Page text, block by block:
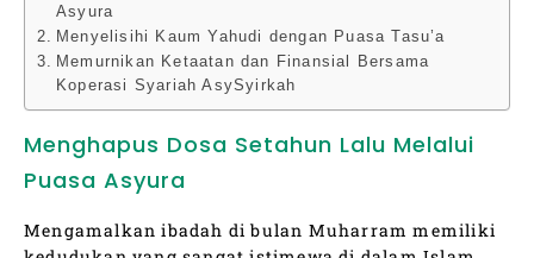
Asyura
Menyelisihi Kaum Yahudi dengan Puasa Tasu’a
Memurnikan Ketaatan dan Finansial Bersama
Koperasi Syariah AsySyirkah
Menghapus Dosa Setahun Lalu Melalui
Puasa Asyura
Mengamalkan ibadah di bulan Muharram memiliki